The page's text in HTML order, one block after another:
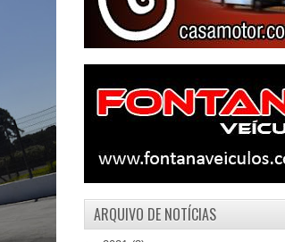
ARQUIVO DE NOTÍCIAS